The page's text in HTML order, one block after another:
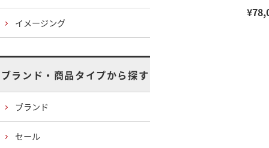
イメージング
ブランド・商品タイプから探す
ブランド
セール